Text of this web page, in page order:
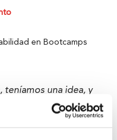
en Bootcamps
teníamos una idea, y
que funciona.